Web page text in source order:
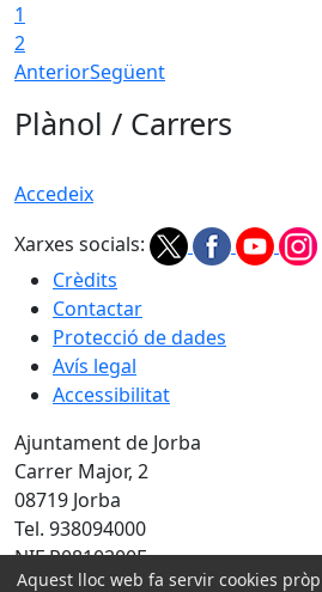
1
2
AnteriorSegüent
Plànol / Carrers
Accedeix
Xarxes socials:
Crèdits
Contactar
Protecció de dades
Avís legal
Accessibilitat
Ajuntament de Jorba
Carrer Major, 2
08719 Jorba
Tel. 938094000
NIF P0810200F
Aquest lloc web fa servir cookies